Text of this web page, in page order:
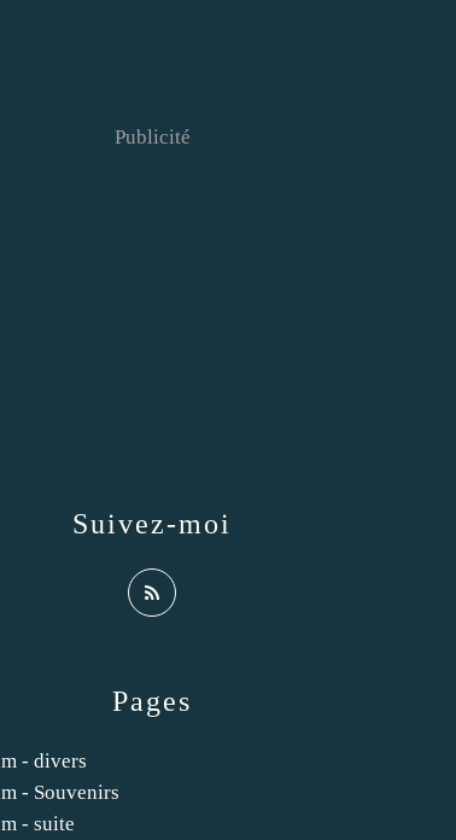
Pages
- divers
- Souvenirs
- suite
Suivez-moi
Publicité